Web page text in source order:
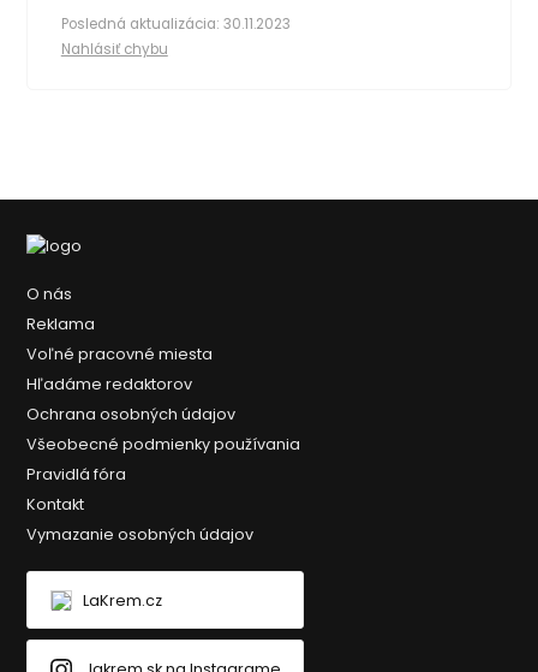
Posledná aktualizácia: 30.11.2023
Nahlásiť chybu
O nás
Reklama
Voľné pracovné miesta
Hľadáme redaktorov
Ochrana osobných údajov
Všeobecné podmienky používania
Pravidlá fóra
Kontakt
Vymazanie osobných údajov
LaKrem.cz